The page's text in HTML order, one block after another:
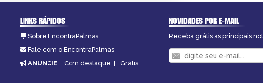
LINKS RÁPIDOS
Sobre EncontraPalmas
Fale com o EncontraPalmas
ANUNCIE: Com destaque | Grátis
NOVIDADES POR E-MAIL
Receba grátis as principais